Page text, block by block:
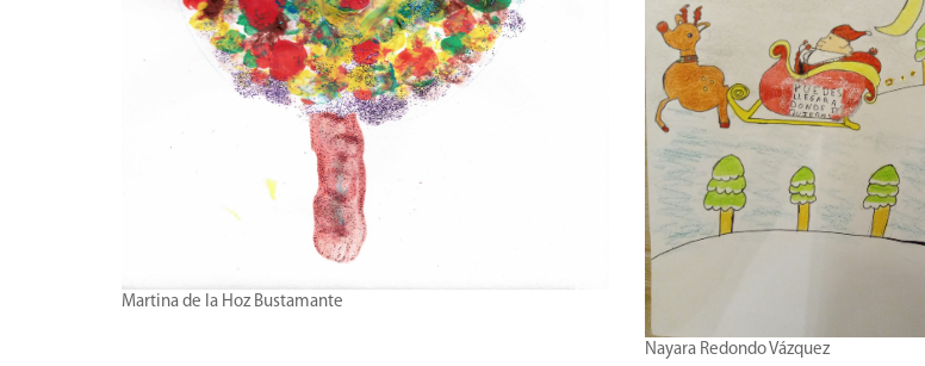
Martina de la Hoz Bustamante
Nayara Redondo Vázquez